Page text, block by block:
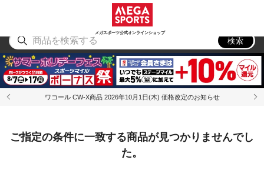
メガスポーツ公式オンラインショップ
アウトドア
検索
ワコール CW-X商品 2026年10月1日(木) 価格改定のお知らせ
ご指定の条件に一致する商品が見つかりませんでし
た。